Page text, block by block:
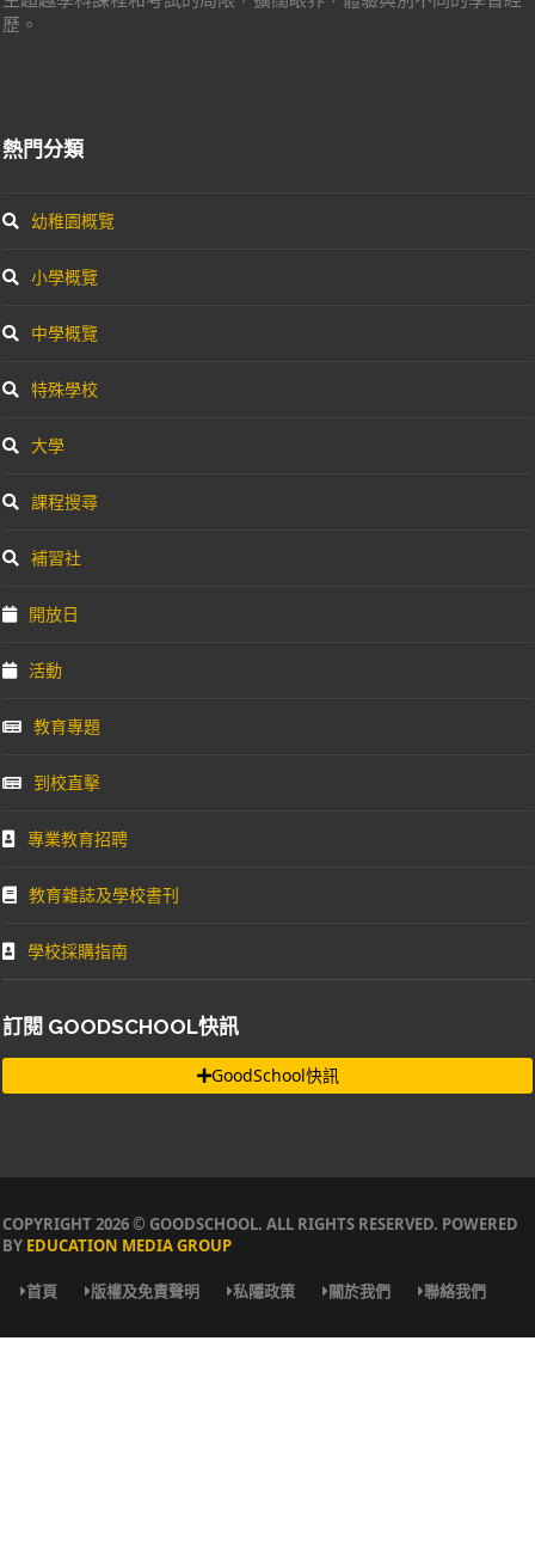
歷。
熱門分類
幼稚園概覽
小學概覽
中學概覽
特殊學校
大學
課程搜尋
補習社
開放日
活動
教育專題
到校直擊
專業教育招聘
教育雜誌及學校書刊
學校採購指南
訂閱 GOODSCHOOL快訊
GoodSchool快訊
COPYRIGHT 2026 © GOODSCHOOL. ALL RIGHTS RESERVED. POWERED
BY EDUCATION MEDIA GROUP
首頁 版權及免責聲明 私隱政策 關於我們 聯絡我們